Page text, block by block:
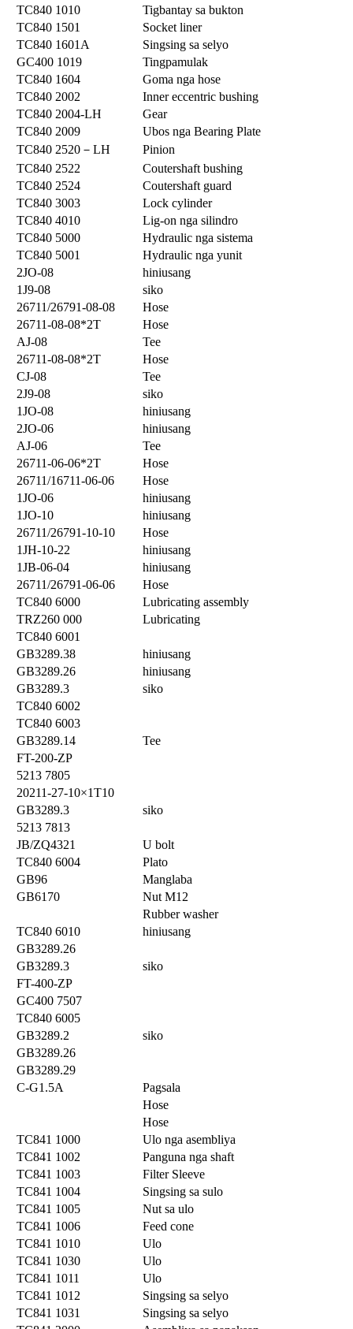
TC840 1010
Tigbantay sa bukton
TC840 1501
Socket liner
TC840 1601A
Singsing sa selyo
GC400 1019
Tingpamulak
TC840 1604
Goma nga hose
TC840 2002
Inner eccentric bushing
TC840 2004-LH
Gear
TC840 2009
Ubos nga Bearing Plate
TC840 2520－LH
Pinion
TC840 2522
Coutershaft bushing
TC840 2524
Coutershaft guard
TC840 3003
Lock cylinder
TC840 4010
Lig-on nga silindro
TC840 5000
Hydraulic nga sistema
TC840 5001
Hydraulic nga yunit
2JO-08
hiniusang
1J9-08
siko
26711/26791-08-08
Hose
26711-08-08*2T
Hose
AJ-08
Tee
26711-08-08*2T
Hose
CJ-08
Tee
2J9-08
siko
1JO-08
hiniusang
2JO-06
hiniusang
AJ-06
Tee
26711-06-06*2T
Hose
26711/16711-06-06
Hose
1JO-06
hiniusang
1JO-10
hiniusang
26711/26791-10-10
Hose
1JH-10-22
hiniusang
1JB-06-04
hiniusang
26711/26791-06-06
Hose
TC840 6000
Lubricating assembly
TRZ260 000
Lubricating
TC840 6001
GB3289.38
hiniusang
GB3289.26
hiniusang
GB3289.3
siko
TC840 6002
TC840 6003
GB3289.14
Tee
FT-200-ZP
5213 7805
20211-27-10×1T10
GB3289.3
siko
5213 7813
JB/ZQ4321
U bolt
TC840 6004
Plato
GB96
Manglaba
GB6170
Nut M12
Rubber washer
TC840 6010
hiniusang
GB3289.26
GB3289.3
siko
FT-400-ZP
GC400 7507
TC840 6005
GB3289.2
siko
GB3289.26
GB3289.29
C-G1.5A
Pagsala
Hose
Hose
TC841 1000
Ulo nga asembliya
TC841 1002
Panguna nga shaft
TC841 1003
Filter Sleeve
TC841 1004
Singsing sa sulo
TC841 1005
Nut sa ulo
TC841 1006
Feed cone
TC841 1010
Ulo
TC841 1030
Ulo
TC841 1011
Ulo
TC841 1012
Singsing sa selyo
TC841 1031
Singsing sa selyo